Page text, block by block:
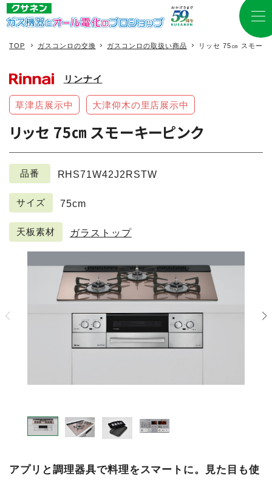
TOP ガスコンロの交換 ガスコンロの取扱い商品 リッセ 75㎝ スモーキ
リンナイ
草津店展示中 大津仰木の里店展示中
リッセ 75㎝ スモーキーピンク
品番 RHS71W42J2RSTW
サイズ 75cm
天板素材 ガラストップ
アプリと調理器具で料理をスマートに。見た目も使